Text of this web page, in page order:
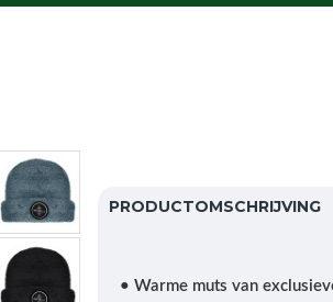
PRODUCTOMSCHRIJVING
• Warme muts van